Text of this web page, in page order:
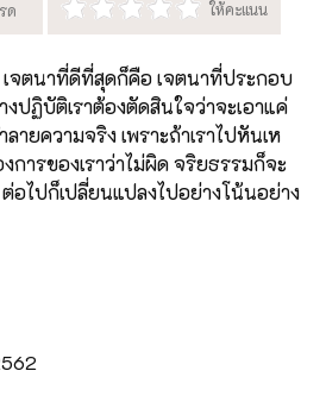
เจตนาที่ดีที่สุดก็คือ เจตนาที่ประกอบ
ปฏิบัติเราต้องตัดสินใจว่าจะเอาแค่
ายความจริง เพราะถ้าเราไปหันเห
การของเราว่าไม่ผิด จริยธรรมก็จะ
ไปก็เปลี่ยนแปลงไปอย่างโน้นอย่าง